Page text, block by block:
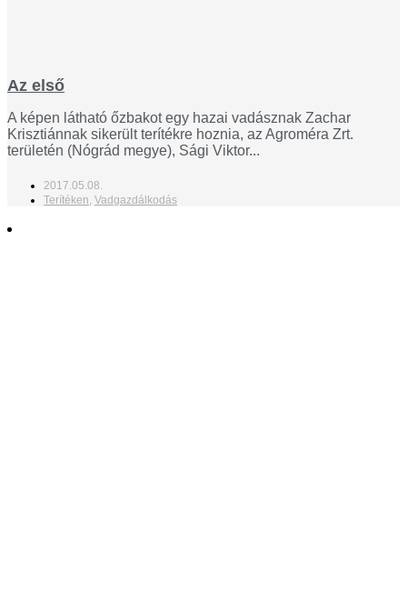
Az első
A képen látható őzbakot egy hazai vadásznak Zachar
Krisztiánnak sikerült terítékre hoznia, az Agroméra Zrt.
területén (Nógrád megye), Sági Viktor...
2017.05.08.
Terítéken, Vadgazdálkodás